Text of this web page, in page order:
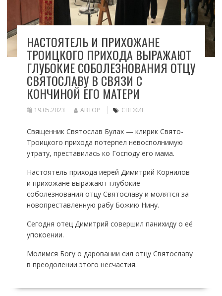
НАСТОЯТЕЛЬ И ПРИХОЖАНЕ
ТРОИЦКОГО ПРИХОДА ВЫРАЖАЮТ
ГЛУБОКИЕ СОБОЛЕЗНОВАНИЯ ОТЦУ
СВЯТОСЛАВУ В СВЯЗИ С
КОНЧИНОЙ ЕГО МАТЕРИ
19.05.2023 АВТОР СВЕЖИЕ
Священник Святослав Булах — клирик Свято-
Троицкого прихода потерпел невосполнимую
утрату, преставилась ко Господу его мама.
Настоятель прихода иерей Димитрий Корнилов
и прихожане выражают глубокие
соболезнования отцу Святославу и молятся за
новопреставленную рабу Божию Нину.
Сегодня отец Димитрий совершил панихиду о её
упокоении.
Молимся Богу о даровании сил отцу Святославу
в преодолении этого несчастия.